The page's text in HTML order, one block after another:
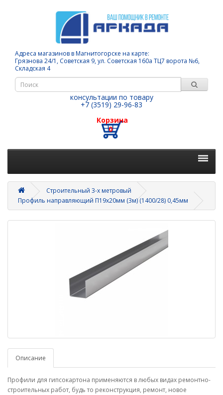
Адреса магазинов в Магнитогорске на карте:
Грязнова 24/1, Советская 9, ул. Советская 160а ТЦ7 ворота №6,
Складская 4
консультации по товару
+7 (3519) 29-96-83
Корзина
0
Строительный 3-х метровый
Профиль направляющий П19х20мм (3м) (1400/28) 0,45мм
Описание
Профили для гипсокартона применяются в любых видах ремонтно-
строительных работ, будь то реконструкция, ремонт, новое